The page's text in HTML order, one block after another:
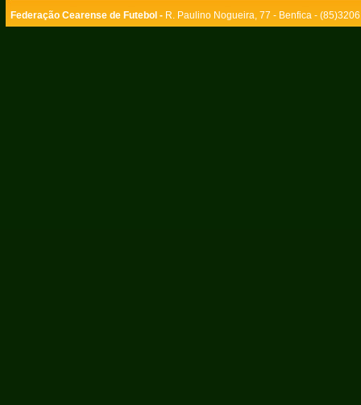
Federação Cearense de Futebol - R. Paulino Nogueira, 77 - Benfica -